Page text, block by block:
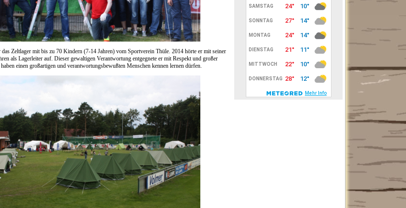
Zeltlager mit bis zu 70 Kindern (7-14 Jahren) vom Sportverein Thüle. 2014 hörte er mit seiner
als Lagerleiter auf. Dieser gewaltigen Verantwortung entgegnete er mit Respekt und großer
einen großartigen und verantwortungsbewußten Menschen kennen lernen dürfen.